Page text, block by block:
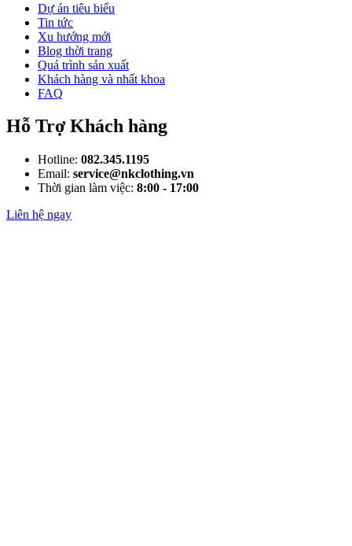
Dự án tiêu biểu
Tin tức
Xu hướng mới
Blog thời trang
Quá trình sản xuất
Khách hàng và nhất khoa
FAQ
Hỗ Trợ Khách hàng
Hotline: 082.345.1195
Email: service@nkclothing.vn
Thời gian làm việc: 8:00 - 17:00
Liên hệ ngay